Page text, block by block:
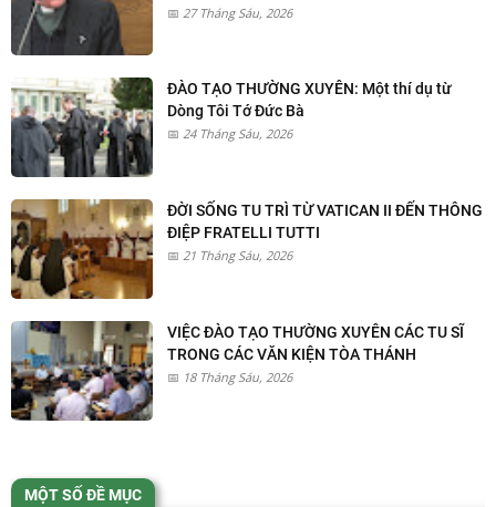
27 Tháng Sáu, 2026
ĐÀO TẠO THƯỜNG XUYÊN: Một thí dụ từ
Dòng Tôi Tớ Đức Bà
24 Tháng Sáu, 2026
ĐỜI SỐNG TU TRÌ TỪ VATICAN II ĐẾN THÔNG
ĐIỆP FRATELLI TUTTI
21 Tháng Sáu, 2026
VIỆC ĐÀO TẠO THƯỜNG XUYÊN CÁC TU SĨ
TRONG CÁC VĂN KIỆN TÒA THÁNH
18 Tháng Sáu, 2026
MỘT SỐ ĐỀ MỤC